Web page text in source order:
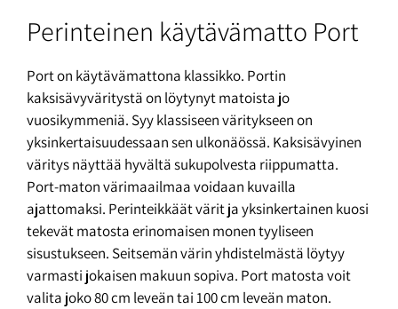
Perinteinen käytävämatto Port
Port on käytävämattona klassikko. Portin
kaksisävyväritystä on löytynyt matoista jo
vuosikymmeniä. Syy klassiseen väritykseen on
yksinkertaisuudessaan sen ulkonäössä. Kaksisävyinen
väritys näyttää hyvältä sukupolvesta riippumatta.
Port-maton värimaailmaa voidaan kuvailla
ajattomaksi. Perinteikkäät värit ja yksinkertainen kuosi
tekevät matosta erinomaisen monen tyyliseen
sisustukseen. Seitsemän värin yhdistelmästä löytyy
varmasti jokaisen makuun sopiva. Port matosta voit
valita joko 80 cm leveän tai 100 cm leveän maton.